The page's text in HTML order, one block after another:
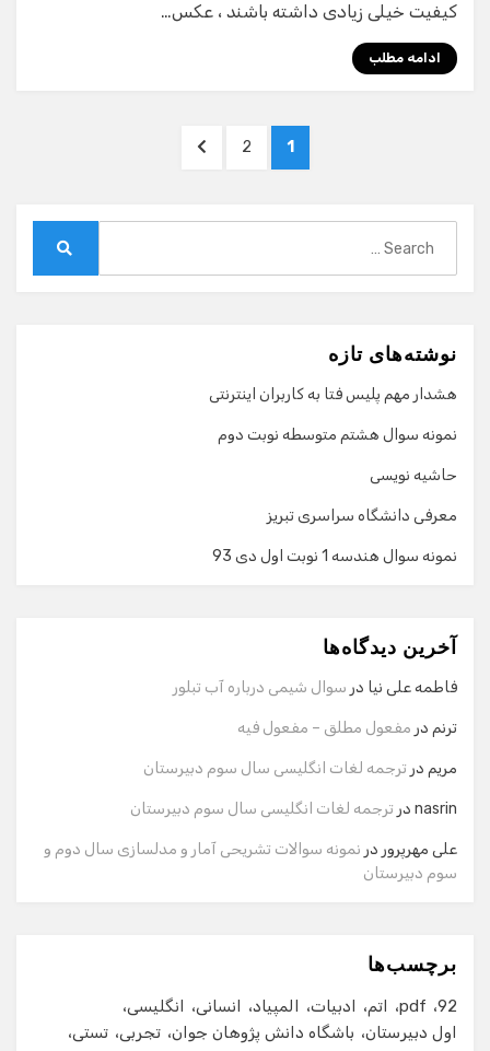
کیفیت خیلی زیادی داشته باشند ، عکس…
ادامه مطلب
PAGE
1
PAGE
2
NEXT
نوشته‌های تازه
هشدار مهم پلیس فتا به کاربران اینترنتی
نمونه سوال هشتم متوسطه نوبت دوم
حاشیه نویسی
معرفی دانشگاه سراسری تبریز
نمونه سوال هندسه 1 نوبت اول دی 93
آخرین دیدگاه‌ها
فاطمه علی نیا در سوال شیمی درباره آب تبلور
ترنم در مفعول مطلق – مفعول فیه
مریم در ترجمه لغات انگلیسی سال سوم دبیرستان
nasrin در ترجمه لغات انگلیسی سال سوم دبیرستان
علی مهرپرور در نمونه سوالات تشریحی آمار و مدلسازی سال دوم و
سوم دبیرستان
برچسب‌ها
92
pdf اتم ادبیات المپیاد انسانی
انگلیسی
اول دبیرستان
باشگاه دانش پژوهان جوان تجربی تستی
گفت‌وگو با دستیار هوشمند
سلام! برای شروع گفت‌وگو لطفاً شماره تماس یا ایمیل خود را
وارد کنید.
ایمیل